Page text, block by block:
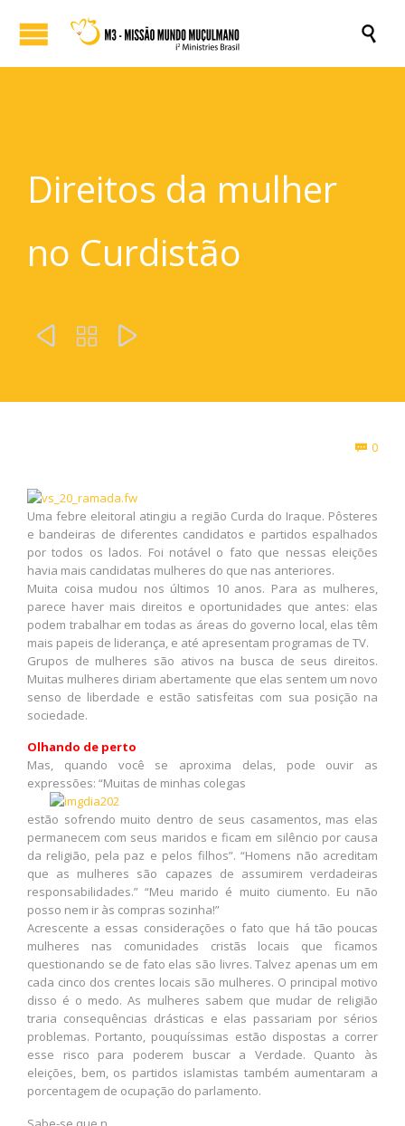

Direitos da mulher
no Curdistão
  
 0
Uma febre eleitoral atingiu a região Curda do Iraque. Pôsteres
e bandeiras de diferentes candidatos e partidos espalhados
por todos os lados. Foi notável o fato que nessas eleições
havia mais candidatas mulheres do que nas anteriores.
Muita coisa mudou nos últimos 10 anos. Para as mulheres,
parece haver mais direitos e oportunidades que antes: elas
podem trabalhar em todas as áreas do governo local, elas têm
mais papeis de liderança, e até apresentam programas de TV.
Grupos de mulheres são ativos na busca de seus direitos.
Muitas mulheres diriam abertamente que elas sentem um novo
senso de liberdade e estão satisfeitas com sua posição na
sociedade.
Olhando de perto
Mas, quando você se aproxima delas, pode ouvir as
expressões: “Muitas de minhas colegas
estão sofrendo muito dentro de seus casamentos, mas elas
permanecem com seus maridos e ficam em silêncio por causa
da religião, pela paz e pelos filhos”. “Homens não acreditam
que as mulheres são capazes de assumirem verdadeiras
responsabilidades.” “Meu marido é muito ciumento. Eu não
posso nem ir às compras sozinha!”
Acrescente a essas considerações o fato que há tão poucas
mulheres nas comunidades cristãs locais que ficamos
questionando se de fato elas são livres. Talvez apenas um em
cada cinco dos crentes locais são mulheres. O principal motivo
disso é o medo. As mulheres sabem que mudar de religião
traria consequências drásticas e elas passariam por sérios
problemas. Portanto, pouquíssimas estão dispostas a correr
esse risco para poderem buscar a Verdade. Quanto às
eleições, bem, os partidos islamistas também aumentaram a
porcentagem de ocupação do parlamento.